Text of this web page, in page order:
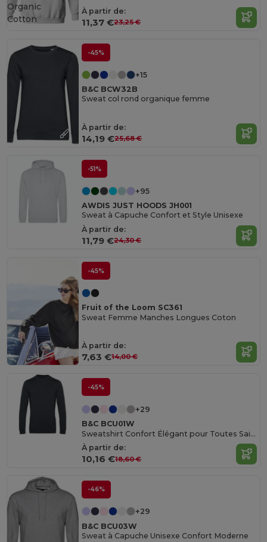
À partir de:
11,37 €23,25 €
Organic
Cotton
-45%
+15
B&C BCW32B
Sweat col rond organique femme
À partir de:
14,19 €25,68 €
-51%
+95
AWDIS JUST HOODS JH001
Sweat à Capuche Confort et Style Unisexe
À partir de:
11,79 €24,30 €
-45%
Fruit of the Loom SC361
Sweat Femme Manches Longues Coton
À partir de:
7,63 €14,00 €
-45%
+29
B&C BCU01W
Sweatshirt Confort Élégant pour Toutes Saisons
À partir de:
10,16 €18,60 €
-46%
+29
B&C BCU03W
Sweat à Capuche Unisexe Confort Moderne